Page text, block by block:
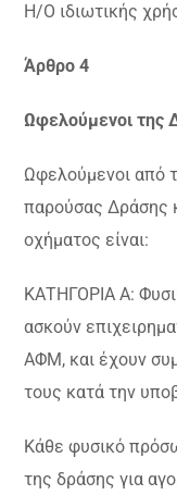
Η/Ο ιδιωτικής
Άρθρο 4
Ωφελούμενοι της
Ωφελούμενοι από
παρούσας Δράσης
οχήματος είναι:
ΚΑΤΗΓΟΡΙΑ Α:
ασκούν
ΑΦΜ, και έχουν
τους κατά την
Κάθε φυσικό
της δράσης για